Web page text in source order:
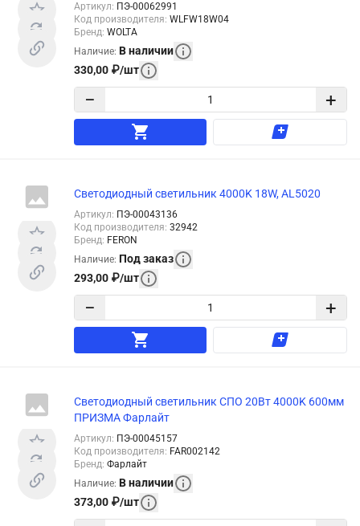
Артикул: ПЭ-00062991
Код производителя: WLFW18W04
Бренд: WOLTA
Наличие: В наличии
330,00 ₽/шт
− +
Светодиодный светильник 4000K 18W, AL5020
Артикул: ПЭ-00043136
Код производителя: 32942
Бренд: FERON
Наличие: Под заказ
293,00 ₽/шт
− +
Светодиодный светильник СПО 20Вт 4000K 600мм
ПРИЗМА Фарлайт
Артикул: ПЭ-00045157
Код производителя: FAR002142
Бренд: Фарлайт
Наличие: В наличии
373,00 ₽/шт